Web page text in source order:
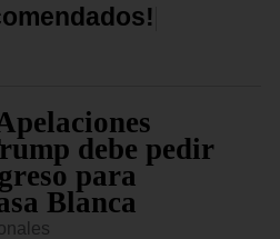
omendados!
debe pedir
para
Blanca